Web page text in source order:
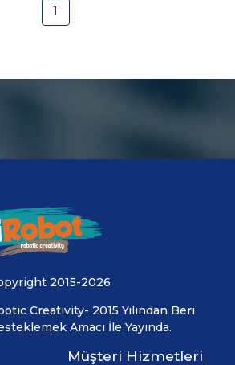
1
2015-2026
Creativity- 2015 Yılından Beri
Amacı İle Yayında.
Müşteri Hizmetleri